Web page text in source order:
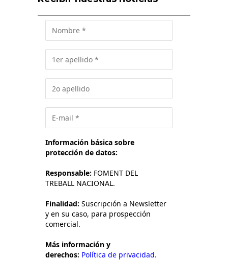
Información básica sobre
protección de datos:
Responsable: FOMENT DEL
TREBALL NACIONAL.
Finalidad: Suscripción a Newsletter
y en su caso, para prospección
comercial.
Más información y
derechos: Política de privacidad.